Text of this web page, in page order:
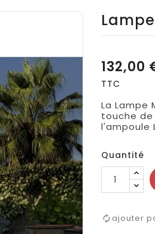
132,00
TTC
La Lampe
touche
l'ampoule
Quantité
ajouter